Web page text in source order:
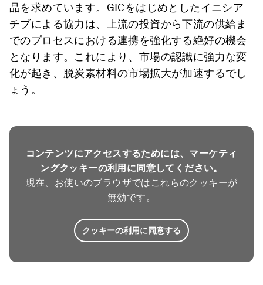
品を求めています。GICをはじめとしたイニシア
チブによる協力は、上流の投資から下流の供給ま
でのプロセスにおける連携を強化する絶好の機会
となります。これにより、市場の認識に強力な変
化が起き、脱炭素材料の市場拡大が加速するでし
ょう。
コンテンツにアクセスするためには、マーケティ
ングクッキーの利用に同意してください。
現在、お使いのブラウザではこれらのクッキーが
無効です。
クッキーの利用に同意する